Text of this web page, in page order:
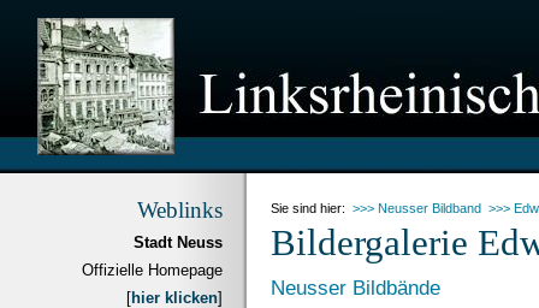
Weblinks
Stadt Neuss
Offizielle Homepage
[hier klicken]
Sie sind hier: >>> Neusser Bildband >>>
Bildergalerie
Neusser Bildbände